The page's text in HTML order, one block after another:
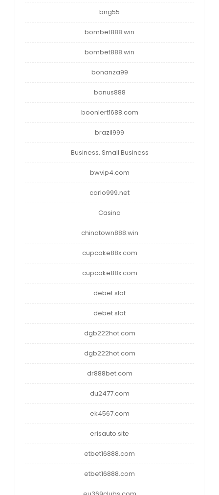
bng55
bombet888.win
bombet888.win
bonanza99
bonus888
boonlert1688.com
brazil999
Business, Small Business
bwvip4.com
carlo999.net
Casino
chinatown888.win
cupcake88x.com
cupcake88x.com
debet slot
debet slot
dgb222hot.com
dgb222hot.com
dr888bet.com
du2477.com
ek4567.com
erisauto.site
etbet16888.com
etbet16888.com